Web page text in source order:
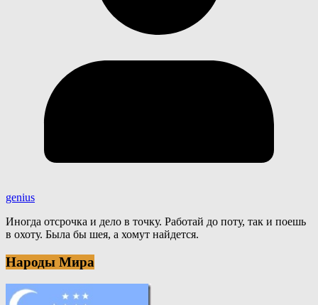
genius
Иногда отсрочка и дело в точку. Работай до поту, так и поешь
в охоту. Была бы шея, а хомут найдется.
Народы Мира